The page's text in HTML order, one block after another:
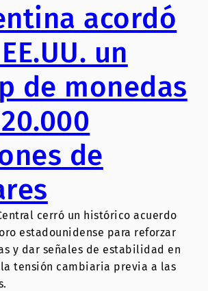
acordó
un
de monedas
de
cerró un histórico acuerdo
estadounidense para reforzar
y dar señales de estabilidad en
tensión cambiaria previa a las